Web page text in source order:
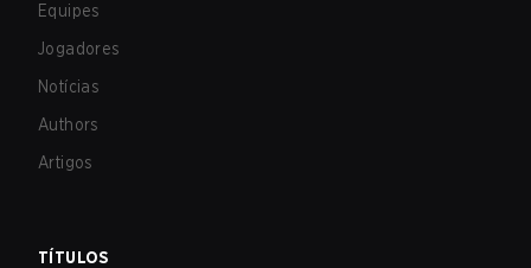
Equipes
Jogadores
Notícias
Authors
Artigos
TÍTULOS